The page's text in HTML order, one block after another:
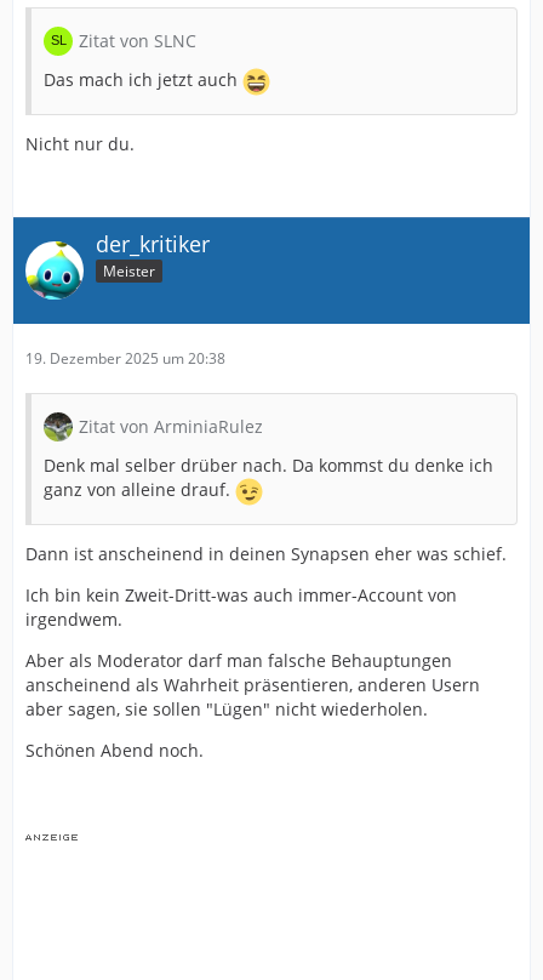
Zitat von SLNC
Das mach ich jetzt auch
Nicht nur du.
der_kritiker
Meister
19. Dezember 2025 um 20:38
Zitat von ArminiaRulez
Denk mal selber drüber nach. Da kommst du denke ich
ganz von alleine drauf.
Dann ist anscheinend in deinen Synapsen eher was schief.
Ich bin kein Zweit-Dritt-was auch immer-Account von
irgendwem.
Aber als Moderator darf man falsche Behauptungen
anscheinend als Wahrheit präsentieren, anderen Usern
aber sagen, sie sollen "Lügen" nicht wiederholen.
Schönen Abend noch.